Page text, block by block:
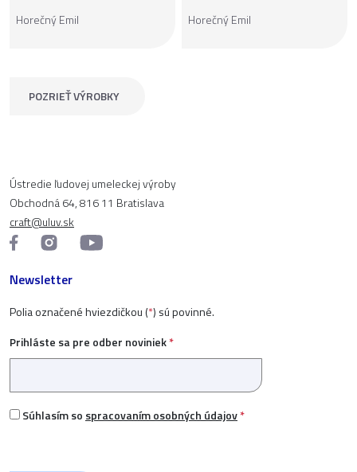
Horečný Emil Horečný Emil
POZRIEŤ VÝROBKY
Ústredie ľudovej umeleckej výroby
Obchodná 64, 816 11 Bratislava
craft@uluv.sk
Newsletter
Polia označené hviezdičkou (*) sú povinné.
Prihláste sa pre odber noviniek*
Súhlasím so spracovaním osobných údajov*